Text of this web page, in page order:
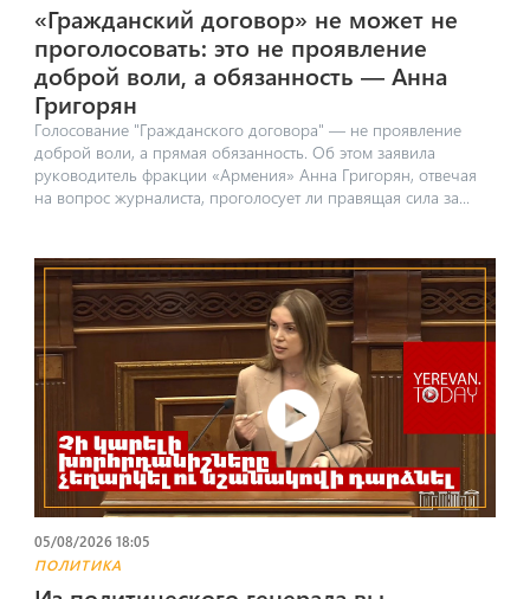
«Гражданский договор» не может не
проголосовать: это не проявление
доброй воли, а обязанность — Анна
Григорян
Голосование "Гражданского договора" — не проявление
доброй воли, а прямая обязанность. Об этом заявила
руководитель фракции «Армения» Анна Григорян, отвечая
на вопрос журналиста, проголосует ли правящая сила за...
05/08/2026 18:05
ПОЛИТИКА